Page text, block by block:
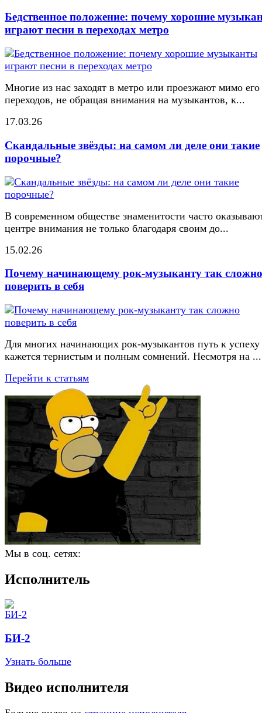
Бедственное положение: почему хорошие
играют песни в переходах метро
Многие из нас заходят в метро или проезжают мимо его
переходов, не обращая внимания на музыкантов, к...
17.03.26
Скандальные звёзды: на самом ли деле они такие
порочные?
В современном обществе знаменитости часто
центре внимания не только благодаря своим до...
15.02.26
Почему начинающему рок-музыканту так сложно
поверить в себя
Для многих начинающих рок-музыкантов путь к успеху
кажется тернистым и полным сомнений. Несмотря на ...
Перейти к статьям
Мы в соц. сетях:
Исполнитель
БИ-2
Узнать больше
Видео исполнителя